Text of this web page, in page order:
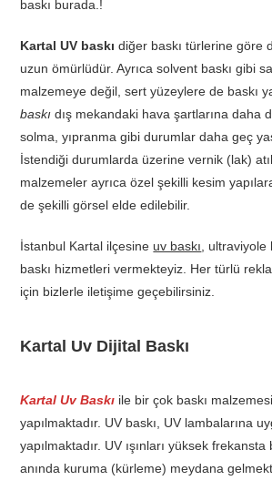
baskı burada.!
Kartal UV baskı diğer baskı türlerine göre
uzun ömürlüdür. Ayrıca solvent baskı gibi
malzemeye değil, sert yüzeylere de baskı
baskı dış mekandaki hava şartlarına daha
solma, yıpranma gibi durumlar daha geç
İstendiği durumlarda üzerine vernik (lak)
malzemeler ayrıca özel şekilli kesim
de şekilli görsel elde edilebilir.
İstanbul Kartal ilçesine uv baskı ,
baskı hizmetleri vermekteyiz. Her türlü
için bizlerle iletişime geçebilirsiniz.
Kartal Uv Dijital Baskı
Kartal Uv Baskı ile bir çok baskı
yapılmaktadır. UV baskı, UV lambalarına
yapılmaktadır. UV ışınları yüksek frekansta
anında kuruma (kürleme) meydana